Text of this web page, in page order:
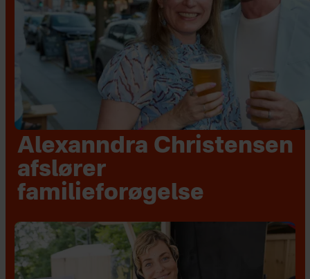
Alexanndra Christensen
afslører
familieforøgelse